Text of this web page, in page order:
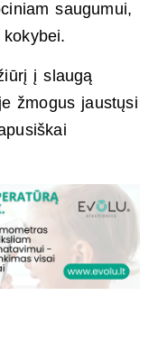
saugumui,
į slaugą
žmogus jaustųsi